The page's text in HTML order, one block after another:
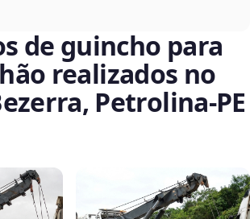
de guincho para
realizados no
Petrolina‑PE